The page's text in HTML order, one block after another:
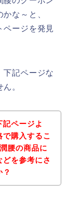
な～と、
ページを発見
下記ページな
。
ページよ
購入するこ
腰の商品に
を参考にさ